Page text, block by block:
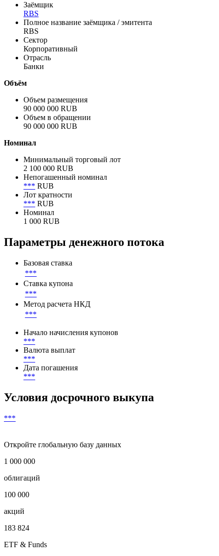
Заёмщик
RBS
Полное название заёмщика / эмитента
RBS
Сектор
Корпоративный
Отрасль
Банки
Объём
Объем размещения
90 000 000 RUB
Объем в обращении
90 000 000 RUB
Номинал
Минимальный торговый лот
2 100 000 RUB
Непогашенный номинал
*** RUB
Лот кратности
*** RUB
Номинал
1 000 RUB
Параметры денежного потока
Базовая ставка
***
Ставка купона
***
Метод расчета НКД
***
Начало начисления купонов
***
Валюта выплат
***
Дата погашения
***
Условия досрочного выкупа
***
Откройте глобальную базу данных
1 000 000
облигаций
100 000
акций
183 824
ETF & Funds